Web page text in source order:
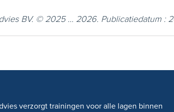
BV. © 2025 ... 2026. Publicatiedatum :
verzorgt trainingen voor alle lagen binnen